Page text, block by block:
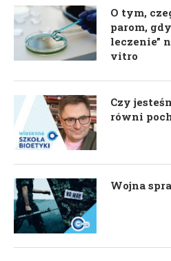
O tym,
parom,
leczenie”
vitro
Czy
równi
Wojna